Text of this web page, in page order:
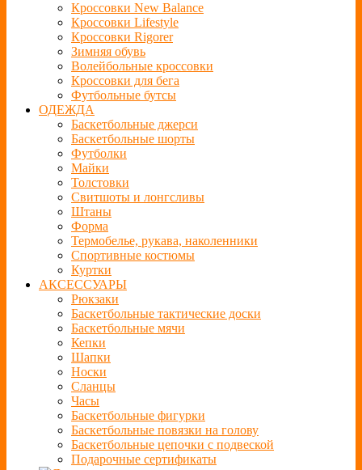
Кроссовки New Balance
Кроссовки Lifestyle
Кроссовки Rigorer
Зимняя обувь
Волейбольные кроссовки
Кроссовки для бега
Футбольные бутсы
ОДЕЖДА
Баскетбольные джерси
Баскетбольные шорты
Футболки
Майки
Толстовки
Свитшоты и лонгсливы
Штаны
Форма
Термобелье, рукава, наколенники
Спортивные костюмы
Куртки
АКСЕССУАРЫ
Рюкзаки
Баскетбольные тактические доски
Баскетбольные мячи
Кепки
Шапки
Носки
Сланцы
Часы
Баскетбольные фигурки
Баскетбольные повязки на голову
Баскетбольные цепочки с подвеской
Подарочные сертификаты